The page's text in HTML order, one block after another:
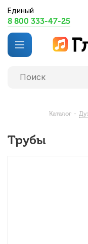
Единый
8 800 333-47-25
Каталог -
Трубы